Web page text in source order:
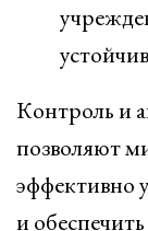
Контроль и
позволяют
эффективно
и